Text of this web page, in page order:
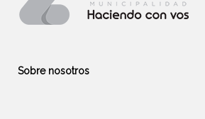
Sobre nosotros